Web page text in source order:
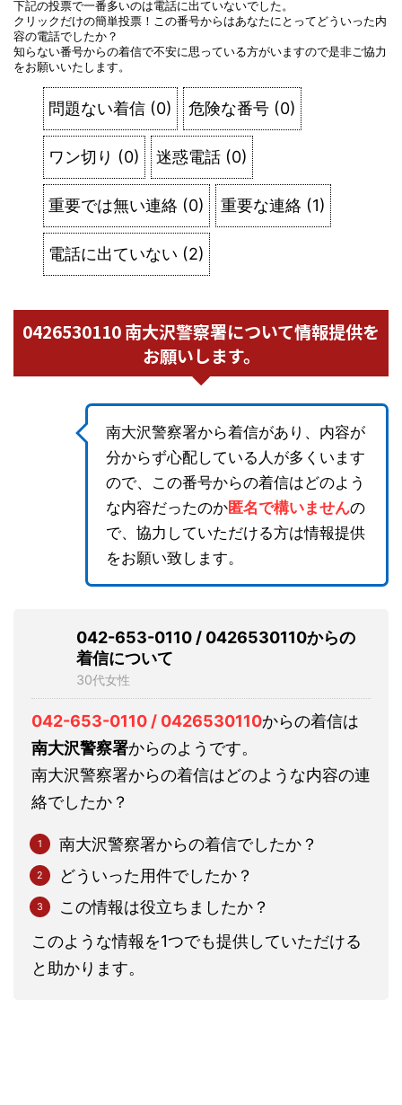
下記の投票で一番多いのは電話に出ていないでした。
クリックだけの簡単投票！この番号からはあなたにとってどういった内
容の電話でしたか？
知らない番号からの着信で不安に思っている方がいますので是非ご協力
をお願いいたします。
問題ない着信 (0) 危険な番号 (0)
ワン切り (0) 迷惑電話 (0)
重要では無い連絡 (0) 重要な連絡 (1)
電話に出ていない (2)
0426530110 南大沢警察署について情報提供を
お願いします。
南大沢警察署から着信があり、内容が
分からず心配している人が多くいます
ので、この番号からの着信はどのよう
な内容だったのか匿名で構いませんの
で、協力していただける方は情報提供
をお願い致します。
042-653-0110 / 0426530110からの
着信について
30代女性
042-653-0110 / 0426530110からの着信は
南大沢警察署からのようです。
南大沢警察署からの着信はどのような内容の連
絡でしたか？
南大沢警察署からの着信でしたか？
どういった用件でしたか？
この情報は役立ちましたか？
このような情報を1つでも提供していただける
と助かります。